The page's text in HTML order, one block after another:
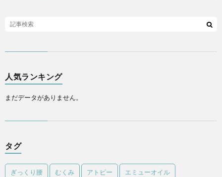
人気ランキング
まだデータがありません。
タグ
ぎっくり腰 むくみ アトピー エミューオイル